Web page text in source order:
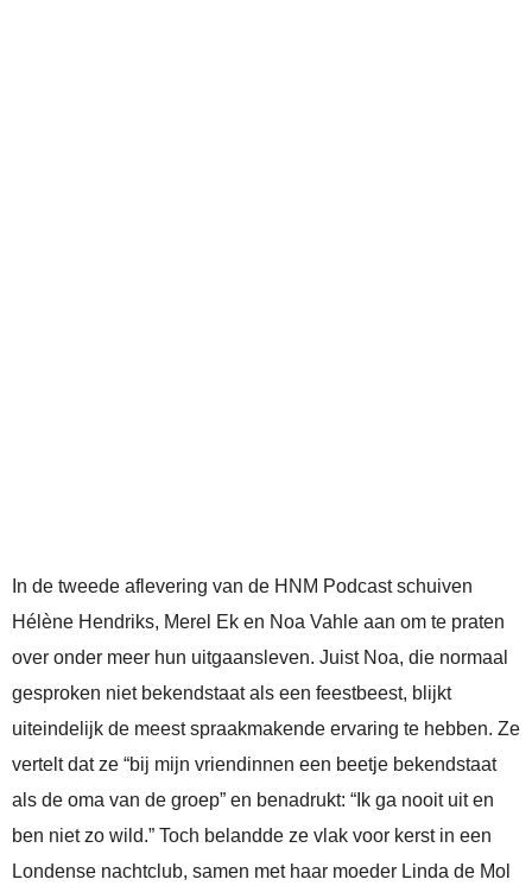
In de tweede aflevering van de HNM Podcast schuiven
Hélène Hendriks, Merel Ek en Noa Vahle aan om te praten
over onder meer hun uitgaansleven. Juist Noa, die normaal
gesproken niet bekendstaat als een feestbeest, blijkt
uiteindelijk de meest spraakmakende ervaring te hebben. Ze
vertelt dat ze “bij mijn vriendinnen een beetje bekendstaat
als de oma van de groep” en benadrukt: “Ik ga nooit uit en
ben niet zo wild.” Toch belandde ze vlak voor kerst in een
Londense nachtclub, samen met haar moeder Linda de Mol